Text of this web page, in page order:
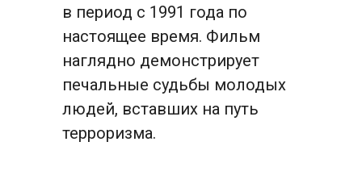
в период с 1991 года по
настоящее время. Фильм
наглядно демонстрирует
печальные судьбы молодых
людей, вставших на путь
терроризма.